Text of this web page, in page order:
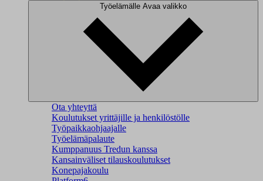
Työelämälle Avaa valikko
Ota yhteyttä
Koulutukset yrittäjille ja henkilöstölle
Työpaikkaohjaajalle
Työelämäpalaute
Kumppanuus Tredun kanssa
Kansainväliset tilauskoulutukset
Konepajakoulu